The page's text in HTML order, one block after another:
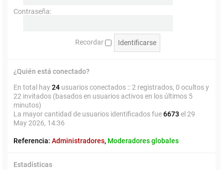
Contraseña:
Recordar
¿Quién está conectado?
En total hay24 usuarios conectados :: 2 registrados, 0 ocultos y
22 invitados (basados en usuarios activos en los últimos 5
minutos)
La mayor cantidad de usuarios identificados fue6673 el 29
May 2026, 14:36
Referencia: Administradores, Moderadores globales
Estadísticas